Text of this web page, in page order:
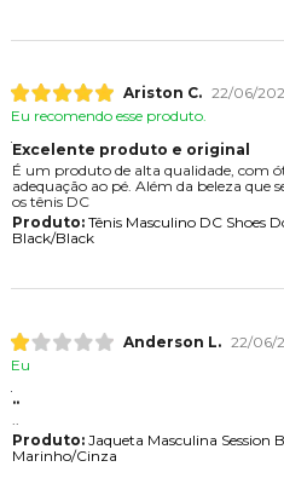
Ariston C. 22/06/
Eu recomendo esse produto.
Excelente produto e original
É um produto de alta qualidade, com
adequação ao pé. Além da beleza que
os tênis DC
Produto:Tênis Masculino DC Shoes
Black/Black
Anderson L. 22/06/
Eu
..
Produto:Jaqueta Masculina Session
Marinho/Cinza